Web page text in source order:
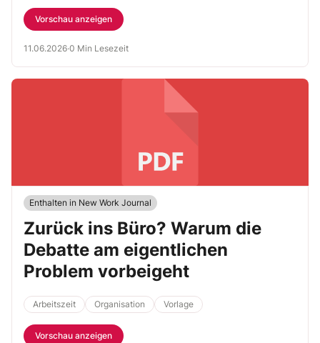
Vorschau anzeigen
11.06.2026·0 Min Lesezeit
Enthalten in New Work Journal
Zurück ins Büro? Warum die
Debatte am eigentlichen
Problem vorbeigeht
Arbeitszeit Organisation Vorlage
Vorschau anzeigen